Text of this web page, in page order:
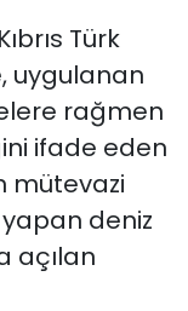
Türk
uygulanan
rağmen
ifade eden
mütevazi
deniz
açılan